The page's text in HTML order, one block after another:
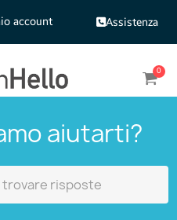
account Assistenza
aiutarti?